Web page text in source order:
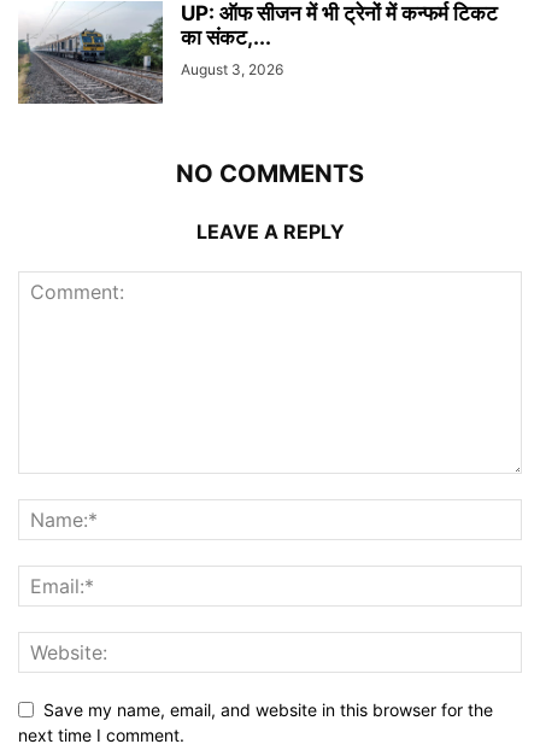
UP: ऑफ सीजन में भी ट्रेनों में कन्फर्म टिकट
का संकट,...
August 3, 2026
NO COMMENTS
LEAVE A REPLY
Save my name, email, and website in this browser for the
next time I comment.